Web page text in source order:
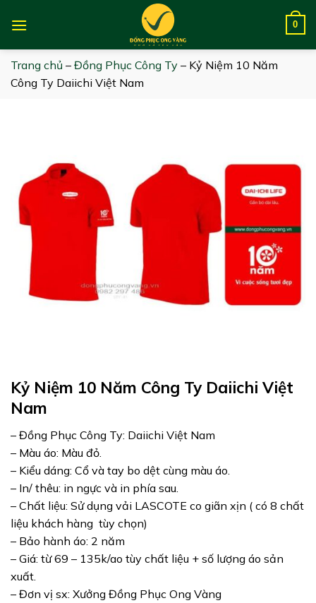
0
Trang chủ – Đồng Phục Công Ty – Kỷ Niệm 10 Năm
Công Ty Daiichi Việt Nam
Kỷ Niệm 10 Năm Công Ty Daiichi Việt
Nam
– Đồng Phục Công Ty: Daiichi Việt Nam
– Màu áo: Màu đỏ.
– Kiểu dáng: Cổ và tay bo dệt cùng màu áo.
– In/ thêu: in ngực và in phía sau.
– Chất liệu: Sử dụng vải LASCOTE co giãn xịn ( có 8 chất
liệu khách hàng tùy chọn)
– Bảo hành áo: 2 năm
– Giá: từ 69 – 135k/ao tùy chất liệu + số lượng áo sản
xuất.
– Đơn vị sx: Xưởng Đồng Phục Ong Vàng